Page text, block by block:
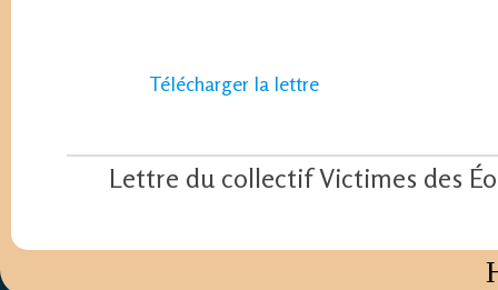
Télécharger la lettre
Lettre du collectif Victimes des